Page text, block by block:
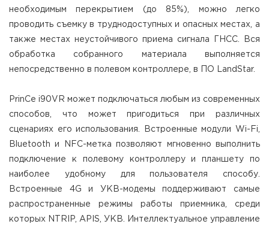
необходимым перекрытием (до 85%), можно легко
проводить съемку в труднодоступных и опасных местах, а
также местах неустойчивого приема сигнала ГНСС. Вся
обработка собранного материала выполняется
непосредственно в полевом контроллере, в ПО LandStar.
PrinCe i90VR может подключаться любым из современных
способов, что может пригодиться при различных
сценариях его использования. Встроенные модули Wi-Fi,
Bluetooth и NFC-метка позволяют мгновенно выполнить
подключение к полевому контроллеру и планшету по
наиболее удобному для пользователя способу.
Встроенные 4G и УКВ-модемы поддерживают самые
распространенные режимы работы приемника, среди
которых NTRIP, APIS, УКВ. Интеллектуальное управление